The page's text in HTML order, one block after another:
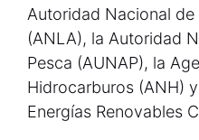
Autoridad Nacional
(ANLA), la Autoridad
Pesca (AUNAP), la
Hidrocarburos (ANH)
Energías Renovables